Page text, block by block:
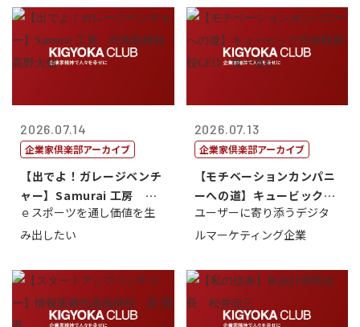
2026.07.14
企業家倶楽部アーカイブ
【出でよ！ガレージベンチ
ャー】Samurai 工房 代
表取締...
ｅスポーツを通し価値を生
み出したい
2026.07.13
企業家倶楽部アーカイブ
【モチベーションカンパニ
ーへの道】キュービック代
表取締役CE...
ユーザーに寄り添うデジタ
ルマーケティング企業